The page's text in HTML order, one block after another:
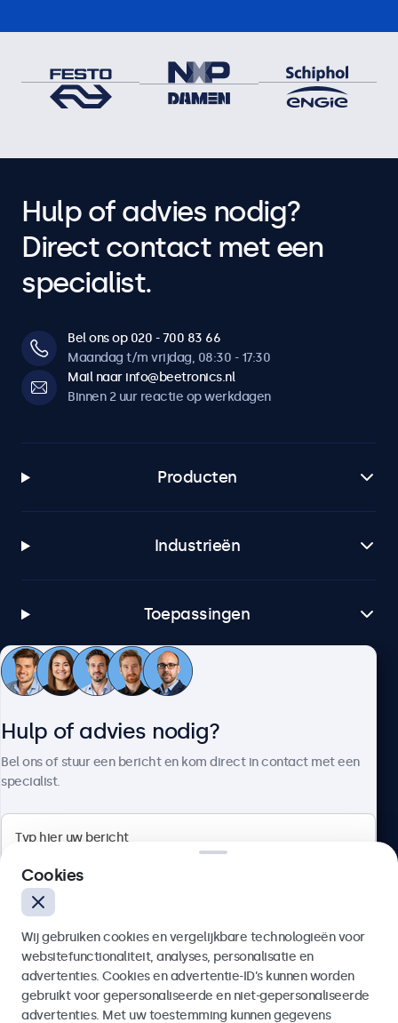
Hulp of advies nodig?
Direct contact met een
specialist.
Bel ons op 020 - 700 83 66
Maandag t/m vrijdag, 08:30 - 17:30
Mail naar info@beetronics.nl
Binnen 2 uur reactie op werkdagen
Producten
Industrieën
Toepassingen
Klantenservice
4.8/5 door 5000+ bedrijven
Nederlands
Hulp of advies nodig?
Bel ons of stuur een bericht en kom direct in contact met een
specialist.
Verzenden
Cookies
Wij gebruiken cookies en vergelijkbare technologieën voor
websitefunctionaliteit, analyses, personalisatie en
advertenties. Cookies en advertentie-ID’s kunnen worden
gebruikt voor gepersonaliseerde en niet-gepersonaliseerde
advertenties. Met uw toestemming kunnen gegevens